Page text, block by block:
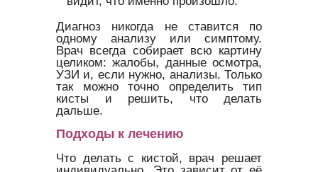
Диагноз никогда не ставится по
одному анализу или симптому.
Врач всегда собирает всю картину
целиком: жалобы, данные осмотра,
УЗИ и, если нужно, анализы. Только
так можно точно определить тип
кисты и решить, что делать
дальше.
Подходы к лечению
Что делать с кистой, врач решает